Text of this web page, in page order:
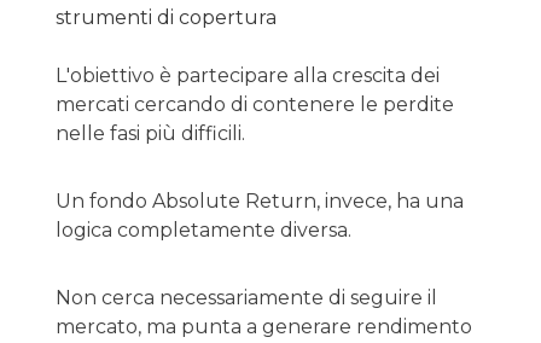
strumenti di copertura
L'obiettivo è partecipare alla crescita dei
mercati cercando di contenere le perdite
nelle fasi più difficili.
Un fondo Absolute Return, invece, ha una
logica completamente diversa.
Non cerca necessariamente di seguire il
mercato, ma punta a generare rendimento